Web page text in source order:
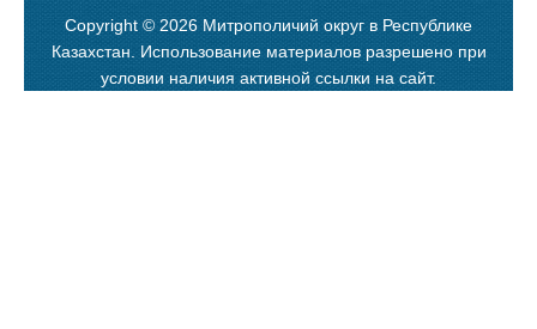
Copyright © 2026 Митрополичий округ в Республике
Казахстан. Использование материалов разрешено при
условии наличия активной ссылки на сайт.